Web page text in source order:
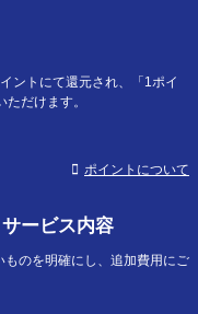
ントにて還元され、「1ポイ
だけます。
ポイントについて
ービス内容
のを明確にし、追加費用にご